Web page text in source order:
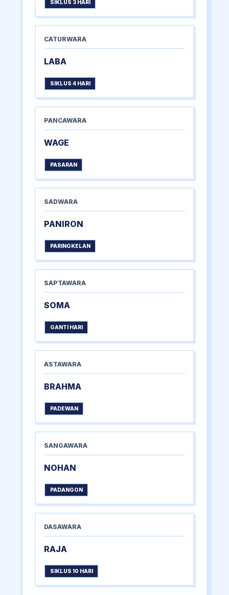
SIKLUS 3 HARI
CATURWARA
LABA
SIKLUS 4 HARI
PANCAWARA
WAGE
PASARAN
SADWARA
PANIRON
PARINGKELAN
SAPTAWARA
SOMA
GANTI HARI
ASTAWARA
BRAHMA
PADEWAN
SANGAWARA
NOHAN
PADANGON
DASAWARA
RAJA
SIKLUS 10 HARI